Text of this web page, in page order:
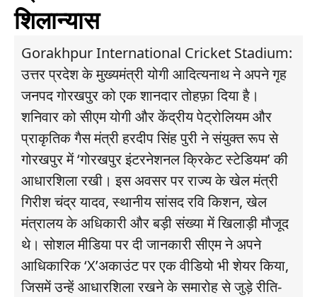
शिलान्यास
Gorakhpur International Cricket Stadium:
उत्तर प्रदेश के मुख्यमंत्री योगी आदित्यनाथ ने अपने गृह
जनपद गोरखपुर को एक शानदार तोहफ़ा दिया है।
शनिवार को सीएम योगी और केंद्रीय पेट्रोलियम और
प्राकृतिक गैस मंत्री हरदीप सिंह पुरी ने संयुक्त रूप से
गोरखपुर में ‘गोरखपुर इंटरनेशनल क्रिकेट स्टेडियम’ की
आधारशिला रखी। इस अवसर पर राज्य के खेल मंत्री
गिरीश चंद्र यादव, स्थानीय सांसद रवि किशन, खेल
मंत्रालय के अधिकारी और बड़ी संख्या में खिलाड़ी मौजूद
थे। सोशल मीडिया पर दी जानकारी सीएम ने अपने
आधिकारिक ‘X’अकाउंट पर एक वीडियो भी शेयर किया,
जिसमें उन्हें आधारशिला रखने के समारोह से जुड़े रीति-